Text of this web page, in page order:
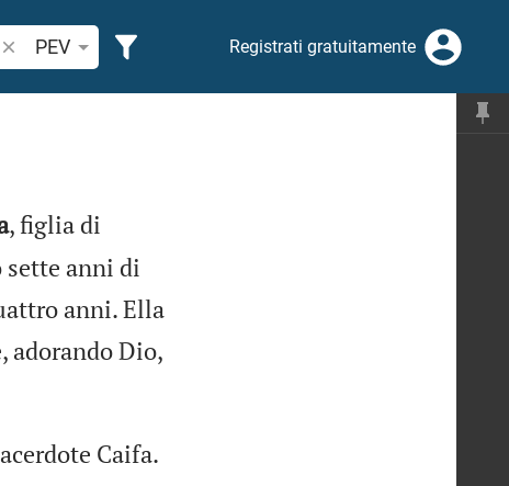
Ricerca verso biblico o parola
PEV Registrati gratuitamente
, figlia di
anni di
anni. Ella
adorando Dio,
Caifa.